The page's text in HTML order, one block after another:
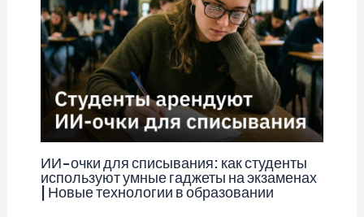
ИИ-очки для списывания: как студенты
используют умные гаджеты на экзаменах
| Новые технологии в образовании